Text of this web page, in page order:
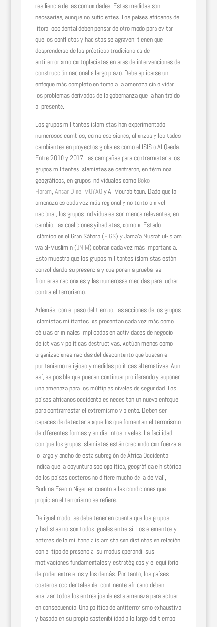
resiliencia de las comunidades. Estas medidas son
necesarias, aunque no suficientes. Los países africanos del
litoral occidental deben pensar de otro modo para evitar
que los conflictos yihadistas se agraven; tienen que
desprenderse de las prácticas tradicionales de
antiterrorismo cortoplacistas en aras de intervenciones de
construcción nacional a largo plazo. Debe aplicarse un
enfoque más completo en torno a la amenaza sin olvidar
los problemas derivados de la gobernanza que la han traído
al presente.
Los grupos militantes islamistas han experimentado
numerosos cambios, como escisiones, alianzas y lealtades
cambiantes en proyectos globales como el ISIS o Al Qaeda.
Entre 2010 y 2017, las campañas para contrarrestar a los
grupos militantes islamistas se centraron, en términos
geográficos, en grupos individuales como Boko
Haram, Ansar Dine, MUYAOy Al Mourabitoun. Dado que la
amenaza es cada vez más regional y no tanto a nivel
nacional, los grupos individuales son menos relevantes; en
cambio, las coaliciones yihadistas, como el Estado
Islámico en el Gran Sáhara (EIGS) y Jama’a Nusrat ul-Islam
wa al-Muslimin (JNIM) cobran cada vez más importancia.
Esto muestra que los grupos militantes islamistas están
consolidando su presencia y que ponen a prueba las
fronteras nacionales y las numerosas medidas para luchar
contra el terrorismo.
Además, con el paso del tiempo, las acciones de los grupos
islamistas militantes los presentan cada vez más como
células criminales implicadas en actividades de negocio
delictivas y políticas destructivas. Actúan menos como
organizaciones nacidas del descontento que buscan el
puritanismo religioso y medidas políticas alternativas. Aun
así, es posible que puedan continuar proliferando y suponer
una amenaza para los múltiples niveles de seguridad. Los
países africanos occidentales necesitan un nuevo enfoque
para contrarrestar el extremismo violento. Deben ser
capaces de detectar a aquellos que fomentan el terrorismo
de diferentes formas y en distintos niveles. La facilidad
con que los grupos islamistas están creciendo con fuerza a
lo largo y ancho de esta subregión de África Occidental
indica que la coyuntura sociopolítica, geográfica e histórica
de los países costeros no difiere mucho de la de Malí,
Burkina Faso o Níger en cuanto a las condiciones que
propician el terrorismo se refiere.
De igual modo, se debe tener en cuenta que los grupos
yihadistas no son todos iguales entre sí. Los elementos y
actores de la militancia islamista son distintos en relación
con el tipo de presencia, su modus operandi, sus
motivaciones fundamentales y estratégicos y el equilibrio
de poder entre ellos y los demás. Por tanto, los países
costeros occidentales del continente africano deben
analizar todos los entresijos de esta amenaza para actuar
en consecuencia. Una política de antiterrorismo exhaustiva
y basada en su propia sostenibilidad a lo largo del tiempo